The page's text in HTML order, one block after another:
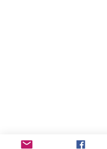
275A, 2/F, Ins